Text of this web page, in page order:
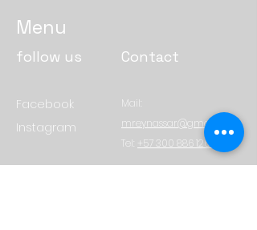
Menu
follow us Contact
Facebook
Instagram
Mail:
mreynassar@gmail.com
Tel: +57 300 886 1267